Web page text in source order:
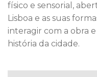
físico e sensorial,
Lisboa e as suas
interagir com a obra
história da cidade.